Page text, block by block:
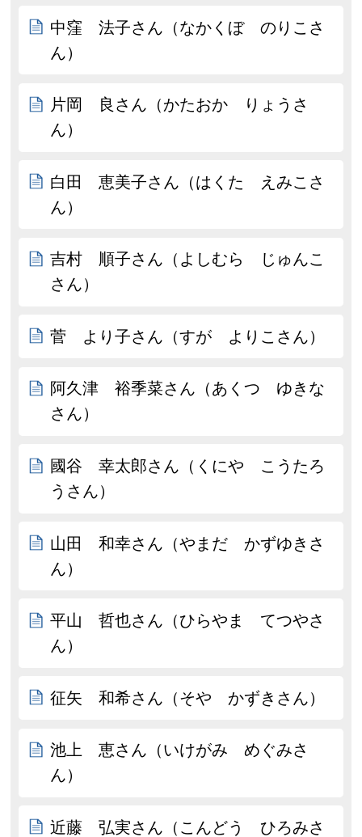
中窪 法子さん（なかくぼ のりこさ
ん）
片岡 良さん（かたおか りょうさ
ん）
白田 恵美子さん（はくた えみこさ
ん）
吉村 順子さん（よしむら じゅんこ
さん）
菅 より子さん（すが よりこさん）
阿久津 裕季菜さん（あくつ ゆきな
さん）
國谷 幸太郎さん（くにや こうたろ
うさん）
山田 和幸さん（やまだ かずゆきさ
ん）
平山 哲也さん（ひらやま てつやさ
ん）
征矢 和希さん（そや かずきさん）
池上 恵さん（いけがみ めぐみさ
ん）
近藤 弘実さん（こんどう ひろみさ